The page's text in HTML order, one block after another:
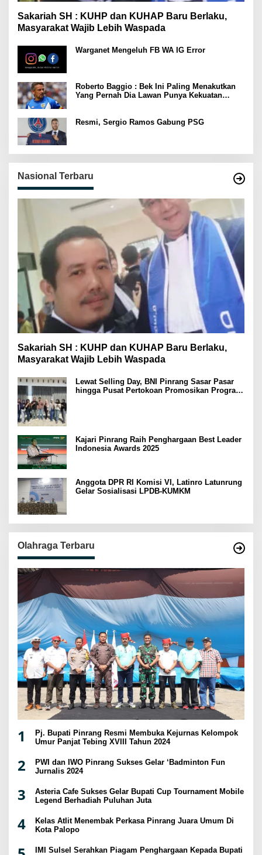
Sakariah SH : KUHP dan KUHAP Baru Berlaku,
Masyarakat Wajib Lebih Waspada
Warganet Mengeluh FB WA IG Error
Roberto Baggio : Bek Ini Paling Menakutkan
Yang Pernah Dia Lawan Punya Kekuatan
Resmi, Sergio Ramos Gabung PSG
Nasional Terbaru
Sakariah SH : KUHP dan KUHAP Baru Berlaku,
Masyarakat Wajib Lebih Waspada
Lewat Selling Day, BNI Pinrang Sasar Pasar
hingga Pusat Pertokoan Promosikan Program
Kajari Pinrang Raih Penghargaan Best Leader
Indonesia Awards 2025
Anggota DPR RI Komisi VI, Latinro Latunrung
Gelar Sosialisasi LPDB-KUMKM
Olahraga Terbaru
1
Pj. Bupati Pinrang Resmi Membuka Kejurnas Kelompok
Umur Panjat Tebing XVIII Tahun 2024
2
PWI dan IWO Pinrang Sukses Gelar ‘Badminton Fun
Jurnalis 2024
3
Asteria Cafe Sukses Gelar Bupati Cup Tournament Mobile
Legend Berhadiah Puluhan Juta
4
Kelas Atlit Menembak Perkasa Pinrang Juara Umum Di
Kota Palopo
IMI Sulsel Serahkan Piagam Penghargaan Kepada Bupati